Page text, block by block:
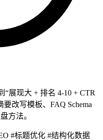
“展现大 + 排名 4-10 + CTR
改写模板、FAQ Schema
方法。
#标题优化 #结构化数据